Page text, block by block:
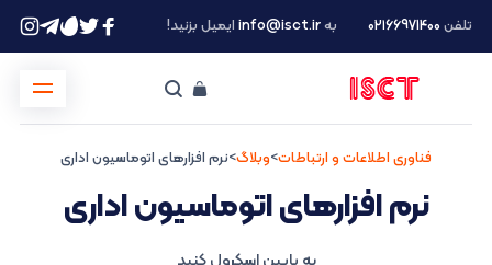
تلفن ۰۲۱66971400 بهinfo@isct.irایمیل بزنید!
فناوری اطلاعات و ارتباطات>وبلاگ>نرم افزارهای اتوماسیون اداری
نرم افزارهای اتوماسیون اداری